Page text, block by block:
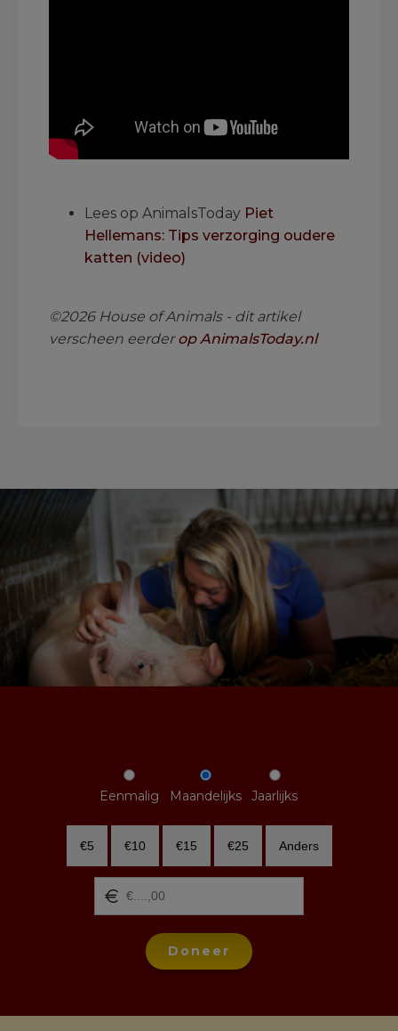
Lees op AnimalsToday Piet
Hellemans: Tips verzorging oudere
katten (video)
©2026 House of Animals - dit artikel
verscheen eerderop AnimalsToday.nl
Eenmalig Maandelijks Jaarlijks
€5 €10 €15 €25 Anders
Doneer